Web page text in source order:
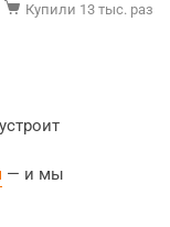
Купили 13 тыс. раз
— и мы